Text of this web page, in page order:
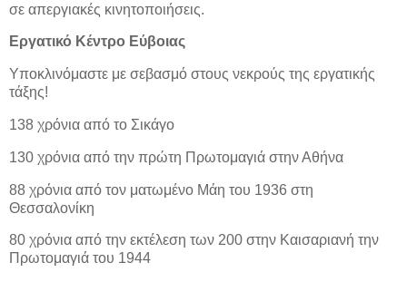
σε απεργιακές κινητοποιήσεις.
Εργατικό Κέντρο Εύβοιας
Υποκλινόμαστε με σεβασμό στους νεκρούς της εργατικής
τάξης!
138 χρόνια από το Σικάγο
130 χρόνια από την πρώτη Πρωτομαγιά στην Αθήνα
88 χρόνια από τον ματωμένο Μάη του 1936 στη
Θεσσαλονίκη
80 χρόνια από την εκτέλεση των 200 στην Καισαριανή την
Πρωτομαγιά του 1944